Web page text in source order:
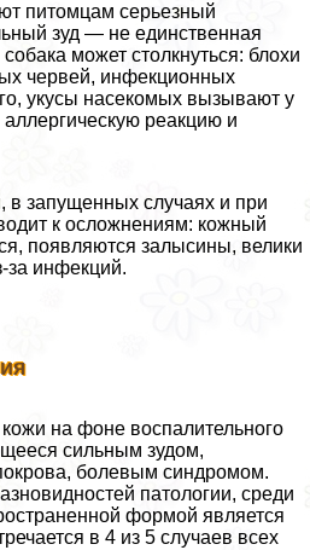
питомцам серьезный
зуд — не единственная
может столкнуться: блохи
червей, инфекционных
укусы насекомых вызывают у
реакцию и
в запущенных случаях и при
к осложнениям: кожный
появляются залысины, велики
за инфекций.
на фоне воспалительного
сильным зудом,
болевым синдромом.
патологии, среди
формой является
в 4 из 5 случаев всех